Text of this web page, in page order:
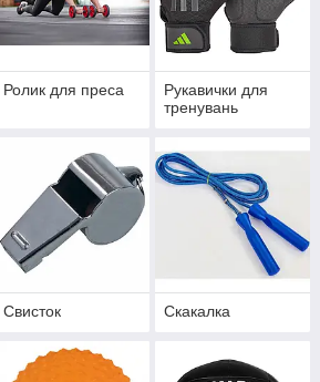
Ролик для преса
Рукавички для
тренувань
Свисток Скакалка